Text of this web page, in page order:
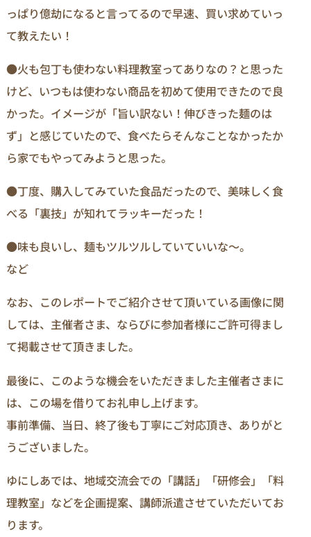
っぱり億劫になると言ってるので早速、買い求めていっ
て教えたい！
●火も包丁も使わない料理教室ってありなの？と思った
けど、いつもは使わない商品を初めて使用できたので良
かった。イメージが「旨い訳ない！伸びきった麺のは
ず」と感じていたので、食べたらそんなことなかったか
ら家でもやってみようと思った。
●丁度、購入してみていた食品だったので、美味しく食
べる「裏技」が知れてラッキーだった！
●味も良いし、麺もツルツルしていていいな～。
など
なお、このレポートでご紹介させて頂いている画像に関
しては、主催者さま、ならびに参加者様にご許可得まし
て掲載させて頂きました。
最後に、このような機会をいただきました主催者さまに
は、この場を借りてお礼申し上げます。
事前準備、当日、終了後も丁寧にご対応頂き、ありがと
うございました。
ゆにしあでは、地域交流会での「講話」「研修会」「料
理教室」などを企画提案、講師派遣させていただいてお
ります。